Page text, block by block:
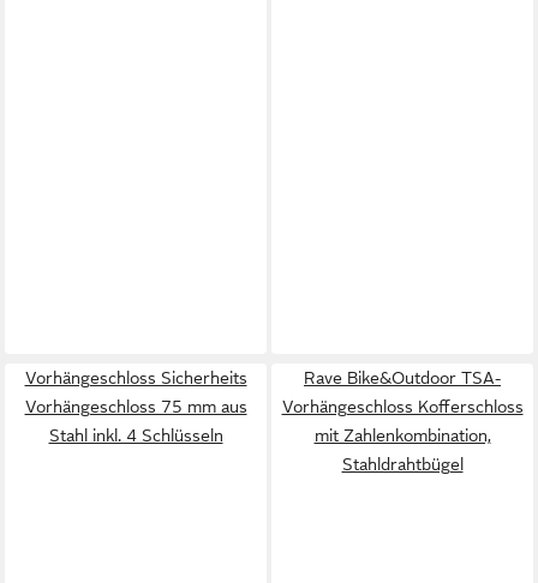
Vorhängeschloss Sicherheits
Vorhängeschloss 75 mm aus
Stahl inkl. 4 Schlüsseln
Rave Bike&Outdoor TSA-
Vorhängeschloss Kofferschloss
mit Zahlenkombination,
Stahldrahtbügel